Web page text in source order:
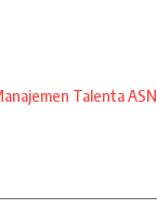
Talenta ASN